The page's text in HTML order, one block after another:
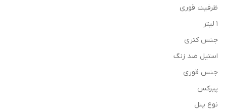
ظرفیت قوری
1 لیتر
جنس کتری
استیل ضد زنگ
جنس قوری
پیرکس
نوع پنل